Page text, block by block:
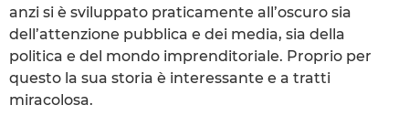
anzi si è sviluppato praticamente all’oscuro sia
dell’attenzione pubblica e dei media, sia della
politica e del mondo imprenditoriale. Proprio per
questo la sua storia è interessante e a tratti
miracolosa.